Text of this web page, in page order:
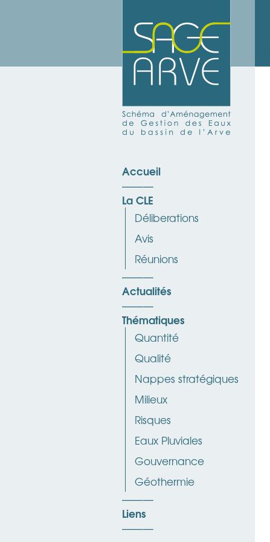
Accueil
La CLE
Déliberations
Avis
Réunions
Actualités
Thématiques
Quantité
Qualité
Nappes stratégiques
Milieux
Risques
Eaux Pluviales
Gouvernance
Géothermie
Liens